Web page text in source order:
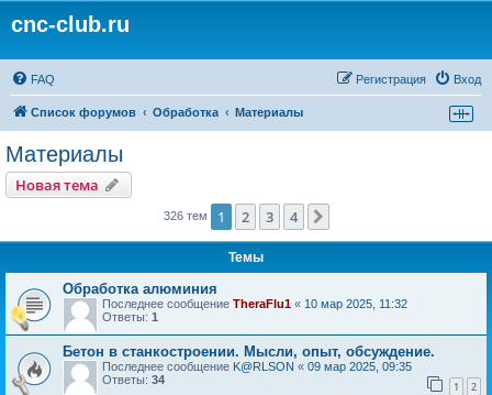
cnc-club.ru
FAQ Вход
Регистрация
Список форумов Обработка Материалы
Материалы
Новая тема
326 тем 1 2 3 4
Темы
Обработка алюминия
Последнее сообщение TheraFlu1 « 10 мар 2025, 11:32
Ответы: 1
Бетон в станкостроении. Мысли, опыт, обсуждение.
Последнее сообщение K@RLSON « 09 мар 2025, 09:35
Ответы: 34 1 2